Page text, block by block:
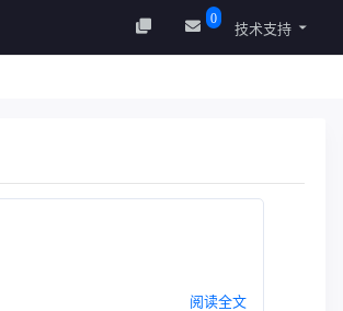
0
技术支持
阅读全文